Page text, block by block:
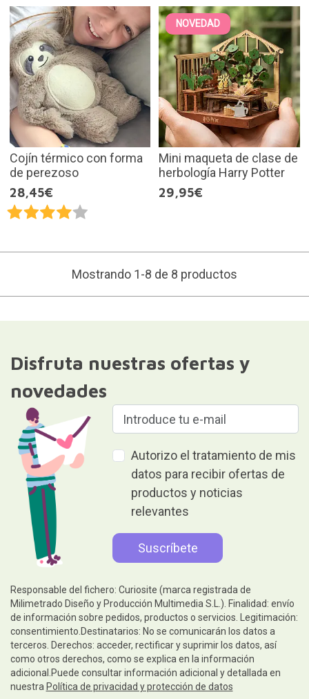
Cojín térmico con forma
de perezoso
28,45€
NOVEDAD
Mini maqueta de clase de
herbología Harry Potter
29,95€
Mostrando 1-8 de 8 productos
Disfruta nuestras ofertas y
novedades
Autorizo el tratamiento de mis
datos para recibir ofertas de
productos y noticias
relevantes
Responsable del fichero: Curiosite (marca registrada de
Milimetrado Diseño y Producción Multimedia S.L.). Finalidad: envío
de información sobre pedidos, productos o servicios. Legitimación:
consentimiento.Destinatarios: No se comunicarán los datos a
terceros. Derechos: acceder, rectificar y suprimir los datos, así
como otros derechos, como se explica en la información
adicional.Puede consultar información adicional y detallada en
nuestra Política de privacidad y protección de datos